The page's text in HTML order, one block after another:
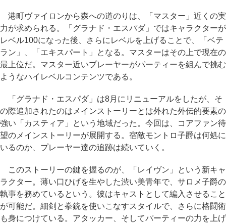
港町ヴァイロンから森への道のりは、「マスター」近くの実
力が求められる。「グラナド・エスパダ」ではキャラクターが
レベル100になった後、さらにレベルを上げることで、「ベテ
ラン」、「エキスパート」となる。マスターはその上で現在の
最上位だ。マスター近いプレーヤーがパーティーを組んで挑む
ようなハイレベルコンテンツである。
「グラナド・エスパダ」は8月にリニューアルをしたが、そ
の際追加されたのはメインストーリーとは外れた外伝的要素の
強い「カスティア」という地域だった。今回は、コアファン待
望のメインストーリーが展開する。宿敵モントロ子爵は何処に
いるのか、プレーヤー達の追跡は続いていく。
このストーリーの鍵を握るのが、「レイヴン」という新キャ
ラクター。薄い口ひげを生やした渋い美青年で、サロメ子爵の
執事を務めているという。彼はキャストとして編入させること
が可能だ。細剣と拳銃を使いこなすスタイルで、さらに格闘術
も身につけている。アタッカー、そしてパーティーの力を上げ